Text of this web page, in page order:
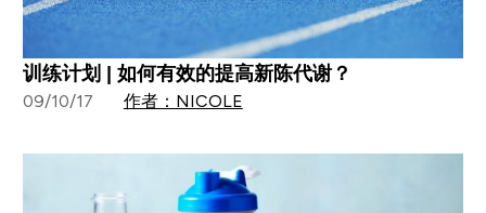
训练计划 | 如何有效的提高新陈代谢？
09/10/17 作者：NICOLE